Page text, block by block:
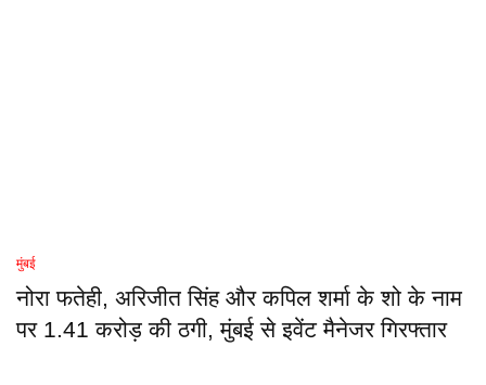
मुंबई
नोरा फतेही, अरिजीत सिंह और कपिल शर्मा के शो के नाम
पर 1.41 करोड़ की ठगी, मुंबई से इवेंट मैनेजर गिरफ्तार